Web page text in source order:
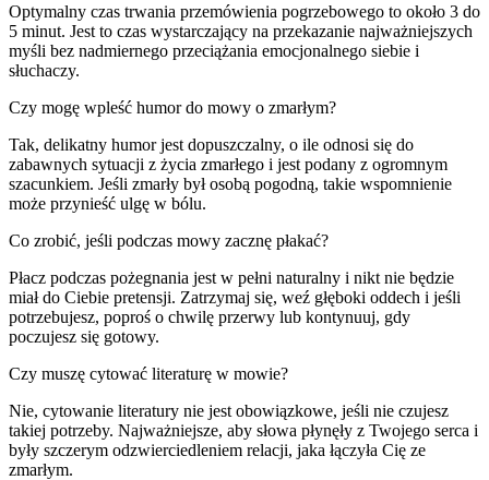
Optymalny czas trwania przemówienia pogrzebowego to około 3 do
5 minut. Jest to czas wystarczający na przekazanie najważniejszych
myśli bez nadmiernego przeciążania emocjonalnego siebie i
słuchaczy.
Czy mogę wpleść humor do mowy o zmarłym?
Tak, delikatny humor jest dopuszczalny, o ile odnosi się do
zabawnych sytuacji z życia zmarłego i jest podany z ogromnym
szacunkiem. Jeśli zmarły był osobą pogodną, takie wspomnienie
może przynieść ulgę w bólu.
Co zrobić, jeśli podczas mowy zacznę płakać?
Płacz podczas pożegnania jest w pełni naturalny i nikt nie będzie
miał do Ciebie pretensji. Zatrzymaj się, weź głęboki oddech i jeśli
potrzebujesz, poproś o chwilę przerwy lub kontynuuj, gdy
poczujesz się gotowy.
Czy muszę cytować literaturę w mowie?
Nie, cytowanie literatury nie jest obowiązkowe, jeśli nie czujesz
takiej potrzeby. Najważniejsze, aby słowa płynęły z Twojego serca i
były szczerym odzwierciedleniem relacji, jaka łączyła Cię ze
zmarłym.